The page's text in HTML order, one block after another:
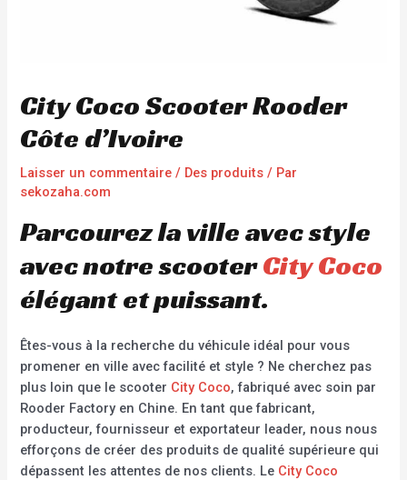
City Coco Scooter Rooder
Côte d’Ivoire
Laisser un commentaire / Des produits / Par
sekozaha.com
Parcourez la ville avec style
avec notre scooterCity Coco
élégant et puissant.
Êtes-vous à la recherche du véhicule idéal pour vous
promener en ville avec facilité et style ? Ne cherchez pas
plus loin que le scooter City Coco, fabriqué avec soin par
Rooder Factory en Chine. En tant que fabricant,
producteur, fournisseur et exportateur leader, nous nous
efforçons de créer des produits de qualité supérieure qui
dépassent les attentes de nos clients. Le City Coco